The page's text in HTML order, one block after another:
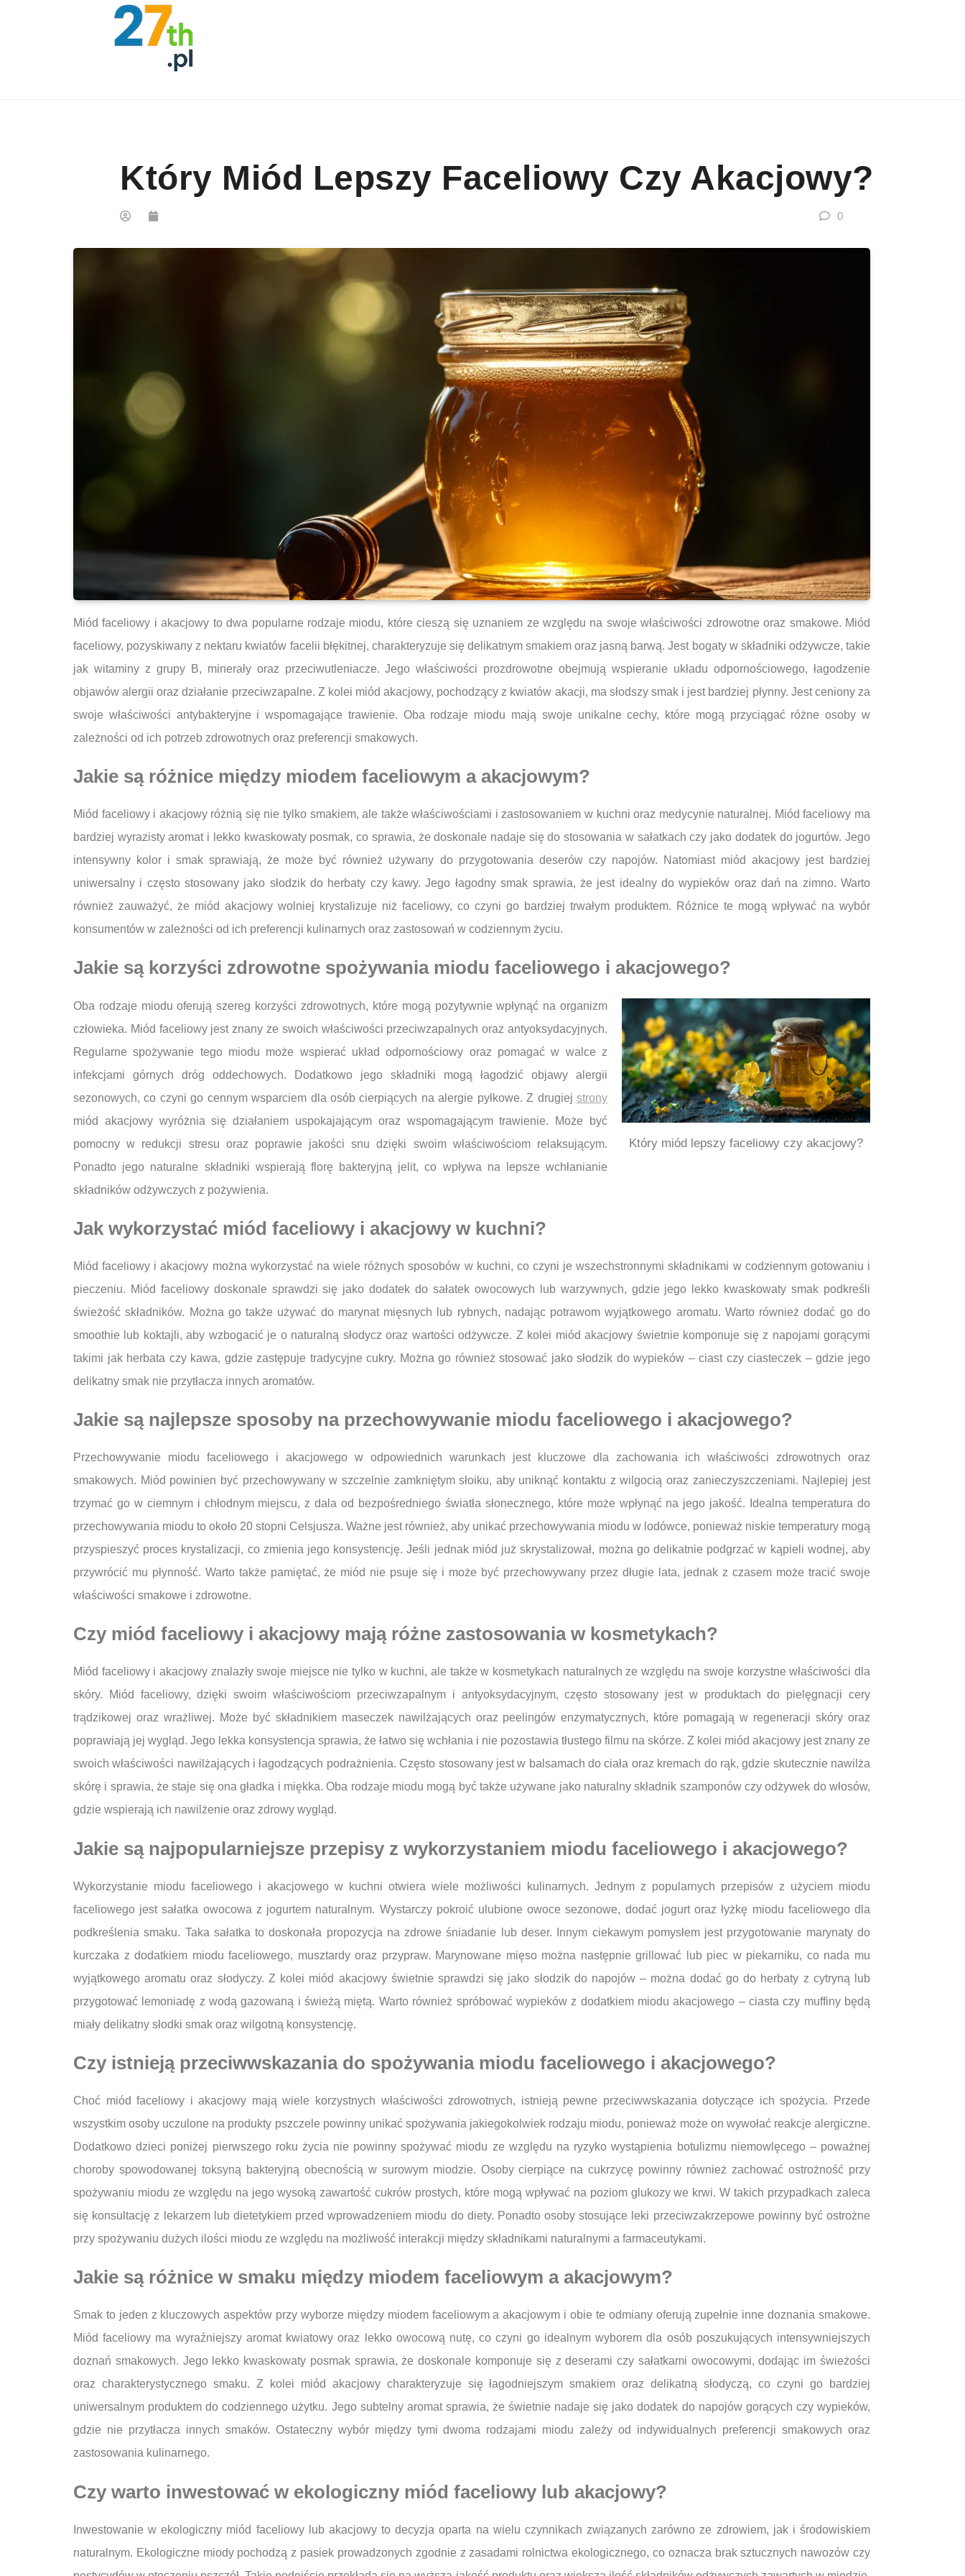
Który Miód Lepszy Faceliowy Czy Akacjowy?
0
Miód faceliowy i akacjowy to dwa popularne rodzaje miodu, które cieszą się uznaniem ze względu na swoje właściwości zdrowotne oraz smakowe. Miód
faceliowy, pozyskiwany z nektaru kwiatów facelii błękitnej, charakteryzuje się delikatnym smakiem oraz jasną barwą. Jest bogaty w składniki odżywcze, takie
jak witaminy z grupy B, minerały oraz przeciwutleniacze. Jego właściwości prozdrowotne obejmują wspieranie układu odpornościowego, łagodzenie
objawów alergii oraz działanie przeciwzapalne. Z kolei miód akacjowy, pochodzący z kwiatów akacji, ma słodszy smak i jest bardziej płynny. Jest ceniony za
swoje właściwości antybakteryjne i wspomagające trawienie. Oba rodzaje miodu mają swoje unikalne cechy, które mogą przyciągać różne osoby w
zależności od ich potrzeb zdrowotnych oraz preferencji smakowych.
Jakie są różnice między miodem faceliowym a akacjowym?
Miód faceliowy i akacjowy różnią się nie tylko smakiem, ale także właściwościami i zastosowaniem w kuchni oraz medycynie naturalnej. Miód faceliowy ma
bardziej wyrazisty aromat i lekko kwaskowaty posmak, co sprawia, że doskonale nadaje się do stosowania w sałatkach czy jako dodatek do jogurtów. Jego
intensywny kolor i smak sprawiają, że może być również używany do przygotowania deserów czy napojów. Natomiast miód akacjowy jest bardziej
uniwersalny i często stosowany jako słodzik do herbaty czy kawy. Jego łagodny smak sprawia, że jest idealny do wypieków oraz dań na zimno. Warto
również zauważyć, że miód akacjowy wolniej krystalizuje niż faceliowy, co czyni go bardziej trwałym produktem. Różnice te mogą wpływać na wybór
konsumentów w zależności od ich preferencji kulinarnych oraz zastosowań w codziennym życiu.
Jakie są korzyści zdrowotne spożywania miodu faceliowego i akacjowego?
Który miód lepszy faceliowy czy akacjowy?
Oba rodzaje miodu oferują szereg korzyści zdrowotnych, które mogą pozytywnie wpłynąć na organizm
człowieka. Miód faceliowy jest znany ze swoich właściwości przeciwzapalnych oraz antyoksydacyjnych.
Regularne spożywanie tego miodu może wspierać układ odpornościowy oraz pomagać w walce z
infekcjami górnych dróg oddechowych. Dodatkowo jego składniki mogą łagodzić objawy alergii
sezonowych, co czyni go cennym wsparciem dla osób cierpiących na alergie pyłkowe. Z drugiej strony
miód akacjowy wyróżnia się działaniem uspokajającym oraz wspomagającym trawienie. Może być
pomocny w redukcji stresu oraz poprawie jakości snu dzięki swoim właściwościom relaksującym.
Ponadto jego naturalne składniki wspierają florę bakteryjną jelit, co wpływa na lepsze wchłanianie
składników odżywczych z pożywienia.
Jak wykorzystać miód faceliowy i akacjowy w kuchni?
Miód faceliowy i akacjowy można wykorzystać na wiele różnych sposobów w kuchni, co czyni je wszechstronnymi składnikami w codziennym gotowaniu i
pieczeniu. Miód faceliowy doskonale sprawdzi się jako dodatek do sałatek owocowych lub warzywnych, gdzie jego lekko kwaskowaty smak podkreśli
świeżość składników. Można go także używać do marynat mięsnych lub rybnych, nadając potrawom wyjątkowego aromatu. Warto również dodać go do
smoothie lub koktajli, aby wzbogacić je o naturalną słodycz oraz wartości odżywcze. Z kolei miód akacjowy świetnie komponuje się z napojami gorącymi
takimi jak herbata czy kawa, gdzie zastępuje tradycyjne cukry. Można go również stosować jako słodzik do wypieków – ciast czy ciasteczek – gdzie jego
delikatny smak nie przytłacza innych aromatów.
Jakie są najlepsze sposoby na przechowywanie miodu faceliowego i akacjowego?
Przechowywanie miodu faceliowego i akacjowego w odpowiednich warunkach jest kluczowe dla zachowania ich właściwości zdrowotnych oraz
smakowych. Miód powinien być przechowywany w szczelnie zamkniętym słoiku, aby uniknąć kontaktu z wilgocią oraz zanieczyszczeniami. Najlepiej jest
trzymać go w ciemnym i chłodnym miejscu, z dala od bezpośredniego światła słonecznego, które może wpłynąć na jego jakość. Idealna temperatura do
przechowywania miodu to około 20 stopni Celsjusza. Ważne jest również, aby unikać przechowywania miodu w lodówce, ponieważ niskie temperatury mogą
przyspieszyć proces krystalizacji, co zmienia jego konsystencję. Jeśli jednak miód już skrystalizował, można go delikatnie podgrzać w kąpieli wodnej, aby
przywrócić mu płynność. Warto także pamiętać, że miód nie psuje się i może być przechowywany przez długie lata, jednak z czasem może tracić swoje
właściwości smakowe i zdrowotne.
Czy miód faceliowy i akacjowy mają różne zastosowania w kosmetykach?
Miód faceliowy i akacjowy znalazły swoje miejsce nie tylko w kuchni, ale także w kosmetykach naturalnych ze względu na swoje korzystne właściwości dla
skóry. Miód faceliowy, dzięki swoim właściwościom przeciwzapalnym i antyoksydacyjnym, często stosowany jest w produktach do pielęgnacji cery
trądzikowej oraz wrażliwej. Może być składnikiem maseczek nawilżających oraz peelingów enzymatycznych, które pomagają w regeneracji skóry oraz
poprawiają jej wygląd. Jego lekka konsystencja sprawia, że łatwo się wchłania i nie pozostawia tłustego filmu na skórze. Z kolei miód akacjowy jest znany ze
swoich właściwości nawilżających i łagodzących podrażnienia. Często stosowany jest w balsamach do ciała oraz kremach do rąk, gdzie skutecznie nawilża
skórę i sprawia, że staje się ona gładka i miękka. Oba rodzaje miodu mogą być także używane jako naturalny składnik szamponów czy odżywek do włosów,
gdzie wspierają ich nawilżenie oraz zdrowy wygląd.
Jakie są najpopularniejsze przepisy z wykorzystaniem miodu faceliowego i akacjowego?
Wykorzystanie miodu faceliowego i akacjowego w kuchni otwiera wiele możliwości kulinarnych. Jednym z popularnych przepisów z użyciem miodu
faceliowego jest sałatka owocowa z jogurtem naturalnym. Wystarczy pokroić ulubione owoce sezonowe, dodać jogurt oraz łyżkę miodu faceliowego dla
podkreślenia smaku. Taka sałatka to doskonała propozycja na zdrowe śniadanie lub deser. Innym ciekawym pomysłem jest przygotowanie marynaty do
kurczaka z dodatkiem miodu faceliowego, musztardy oraz przypraw. Marynowane mięso można następnie grillować lub piec w piekarniku, co nada mu
wyjątkowego aromatu oraz słodyczy. Z kolei miód akacjowy świetnie sprawdzi się jako słodzik do napojów – można dodać go do herbaty z cytryną lub
przygotować lemoniadę z wodą gazowaną i świeżą miętą. Warto również spróbować wypieków z dodatkiem miodu akacjowego – ciasta czy muffiny będą
miały delikatny słodki smak oraz wilgotną konsystencję.
Czy istnieją przeciwwskazania do spożywania miodu faceliowego i akacjowego?
Choć miód faceliowy i akacjowy mają wiele korzystnych właściwości zdrowotnych, istnieją pewne przeciwwskazania dotyczące ich spożycia. Przede
wszystkim osoby uczulone na produkty pszczele powinny unikać spożywania jakiegokolwiek rodzaju miodu, ponieważ może on wywołać reakcje alergiczne.
Dodatkowo dzieci poniżej pierwszego roku życia nie powinny spożywać miodu ze względu na ryzyko wystąpienia botulizmu niemowlęcego – poważnej
choroby spowodowanej toksyną bakteryjną obecnością w surowym miodzie. Osoby cierpiące na cukrzycę powinny również zachować ostrożność przy
spożywaniu miodu ze względu na jego wysoką zawartość cukrów prostych, które mogą wpływać na poziom glukozy we krwi. W takich przypadkach zaleca
się konsultację z lekarzem lub dietetykiem przed wprowadzeniem miodu do diety. Ponadto osoby stosujące leki przeciwzakrzepowe powinny być ostrożne
przy spożywaniu dużych ilości miodu ze względu na możliwość interakcji między składnikami naturalnymi a farmaceutykami.
Jakie są różnice w smaku między miodem faceliowym a akacjowym?
Smak to jeden z kluczowych aspektów przy wyborze między miodem faceliowym a akacjowym i obie te odmiany oferują zupełnie inne doznania smakowe.
Miód faceliowy ma wyraźniejszy aromat kwiatowy oraz lekko owocową nutę, co czyni go idealnym wyborem dla osób poszukujących intensywniejszych
doznań smakowych. Jego lekko kwaskowaty posmak sprawia, że doskonale komponuje się z deserami czy sałatkami owocowymi, dodając im świeżości
oraz charakterystycznego smaku. Z kolei miód akacjowy charakteryzuje się łagodniejszym smakiem oraz delikatną słodyczą, co czyni go bardziej
uniwersalnym produktem do codziennego użytku. Jego subtelny aromat sprawia, że świetnie nadaje się jako dodatek do napojów gorących czy wypieków,
gdzie nie przytłacza innych smaków. Ostateczny wybór między tymi dwoma rodzajami miodu zależy od indywidualnych preferencji smakowych oraz
zastosowania kulinarnego.
Czy warto inwestować w ekologiczny miód faceliowy lub akacjowy?
Inwestowanie w ekologiczny miód faceliowy lub akacjowy to decyzja oparta na wielu czynnikach związanych zarówno ze zdrowiem, jak i środowiskiem
naturalnym. Ekologiczne miody pochodzą z pasiek prowadzonych zgodnie z zasadami rolnictwa ekologicznego, co oznacza brak sztucznych nawozów czy